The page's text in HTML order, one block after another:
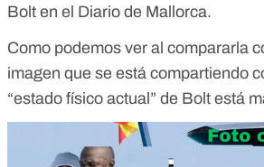
Bolt en el Diario de Mallorca.
Como podemos ver al compararla
imagen que se está compartiendo
“estado físico actual” de Bolt está